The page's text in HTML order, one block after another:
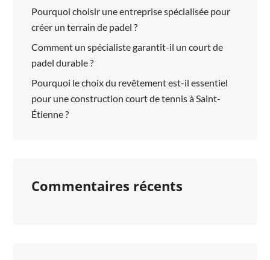
Pourquoi choisir une entreprise spécialisée pour
créer un terrain de padel ?
Comment un spécialiste garantit-il un court de
padel durable ?
Pourquoi le choix du revêtement est-il essentiel
pour une construction court de tennis à Saint-
Étienne ?
Commentaires récents